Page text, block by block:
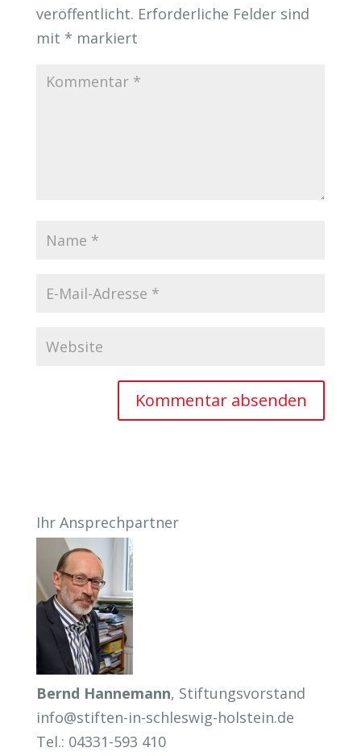
veröffentlicht. Erforderliche Felder sind
mit * markiert
Ihr Ansprechpartner
Bernd Hannemann, Stiftungsvorstand
info@stiften-in-schleswig-holstein.de
Tel.: 04331-593 410